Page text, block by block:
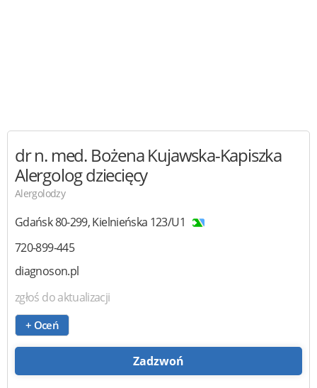
dr n. med. Bożena Kujawska-Kapiszka
Alergolog dziecięcy
Alergolodzy
Gdańsk80-299,Kielnieńska 123/U1
720-899-445
diagnoson.pl
zgłoś do aktualizacji
+ Oceń
Zadzwoń